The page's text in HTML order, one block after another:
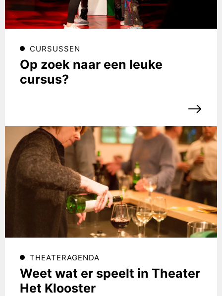
CURSUSSEN
Op zoek naar een leuke
cursus?
THEATERAGENDA
Weet wat er speelt in Theater
Het Klooster